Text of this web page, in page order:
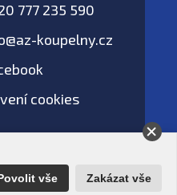
777 235 590
koupelny.cz
cookies
vše Zakázat vše